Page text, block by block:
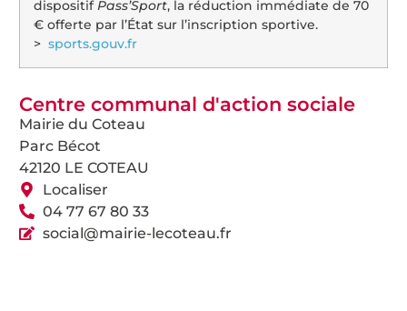
dispositif Pass’Sport, la réduction immédiate de 70
€ offerte par l’État sur l’inscription sportive.
> sports.gouv.fr
Centre communal d'action sociale
Mairie du Coteau
Parc Bécot
42120 LE COTEAU
Localiser
04 77 67 80 33
social@mairie-lecoteau.fr